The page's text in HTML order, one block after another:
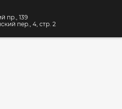
пр., 139
пер., 4, стр. 2